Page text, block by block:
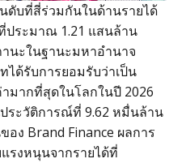
ดับที่สี่ร่วมกันในด้านรายได้
ประมาณ 1.21 แสนล้าน
นะในฐานะมหาอำนาจ
ด้รับการยอมรับว่าเป็น
ากที่สุดในโลกในปี 2026
ระวัติการณ์ที่ 9.62 หมื่นล้าน
ง Brand Finance ผลการ
รงหนุนจากรายได้ที่